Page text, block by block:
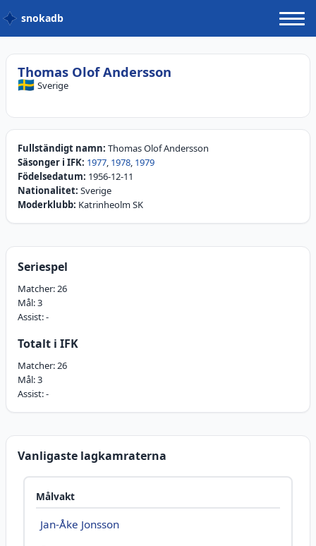
snokadb
Thomas Olof Andersson
🇸🇪 Sverige
Fullständigt namn: Thomas Olof Andersson
Säsonger i IFK: 1977, 1978, 1979
Födelsedatum: 1956-12-11
Nationalitet: Sverige
Moderklubb: Katrinheolm SK
Seriespel
Matcher:26
Mål:3
Assist:-
Totalt i IFK
Matcher:26
Mål:3
Assist:-
Vanligaste lagkamraterna
Målvakt
Jan-Åke Jonsson